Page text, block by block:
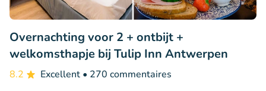
Overnachting voor 2 + ontbijt +
welkomsthapje bij Tulip Inn Antwerpen
8.2 Excellent • 270 commentaires